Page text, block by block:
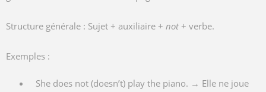
Structure générale : Sujet + auxiliaire + not + verbe.
Exemples :
She does not (doesn’t) play the piano. → Elle ne joue